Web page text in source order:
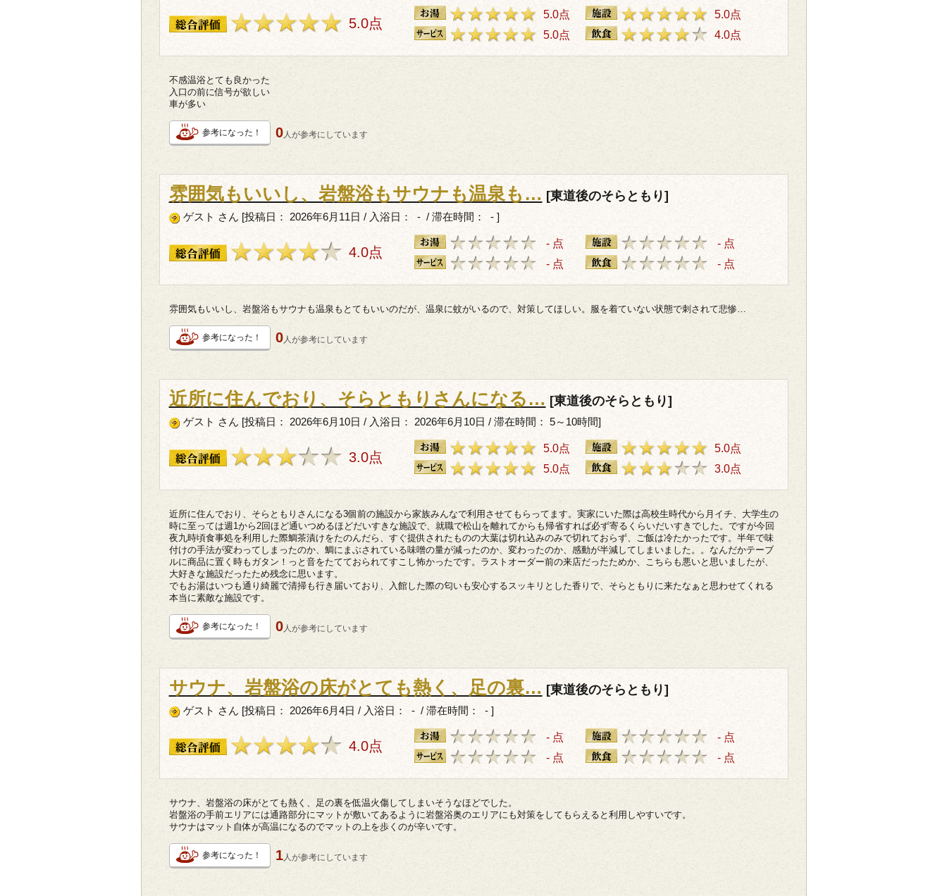
5.0点
5.0点
5.0点
5.0点
4.0点
不感温浴とても良かった
入口の前に信号が欲しい
車が多い
参考になった！ 0人が参考にしています
雰囲気もいいし、岩盤浴もサウナも温泉も… [東道後のそらともり]
ゲスト さん [投稿日： 2026年6月11日 / 入浴日： - / 滞在時間： - ]
4.0点
- 点
- 点
- 点
- 点
雰囲気もいいし、岩盤浴もサウナも温泉もとてもいいのだが、温泉に蚊がいるので、対策してほしい。服を着ていない状態で刺されて悲惨…
参考になった！ 0人が参考にしています
近所に住んでおり、そらともりさんになる… [東道後のそらともり]
ゲスト さん [投稿日： 2026年6月10日 / 入浴日： 2026年6月10日 / 滞在時間： 5～10時間]
3.0点
5.0点
5.0点
5.0点
3.0点
近所に住んでおり、そらともりさんになる3個前の施設から家族みんなで利用させてもらってます。実家にいた際は高校生時代から月イチ、大学生の
時に至っては週1から2回ほど通いつめるほどだいすきな施設で、就職で松山を離れてからも帰省すれば必ず寄るくらいだいすきでした。ですが今回
夜九時頃食事処を利用した際鯛茶漬けをたのんだら、すぐ提供されたものの大葉は切れ込みのみで切れておらず、ご飯は冷たかったです。半年で味
付けの手法が変わってしまったのか、鯛にまぶされている味噌の量が減ったのか、変わったのか、感動が半減してしまいました。。なんだかテーブ
ルに商品に置く時もガタン！っと音をたてておられてすこし怖かったです。ラストオーダー前の来店だったためか、こちらも悪いと思いましたが、
大好きな施設だったため残念に思います。
でもお湯はいつも通り綺麗で清掃も行き届いており、入館した際の匂いも安心するスッキリとした香りで、そらともりに来たなぁと思わせてくれる
本当に素敵な施設です。
参考になった！ 0人が参考にしています
サウナ、岩盤浴の床がとても熱く、足の裏… [東道後のそらともり]
ゲスト さん [投稿日： 2026年6月4日 / 入浴日： - / 滞在時間： - ]
4.0点
- 点
- 点
- 点
- 点
サウナ、岩盤浴の床がとても熱く、足の裏を低温火傷してしまいそうなほどでした。
岩盤浴の手前エリアには通路部分にマットが敷いてあるように岩盤浴奥のエリアにも対策をしてもらえると利用しやすいです。
サウナはマット自体が高温になるのでマットの上を歩くのが辛いです。
参考になった！ 1人が参考にしています